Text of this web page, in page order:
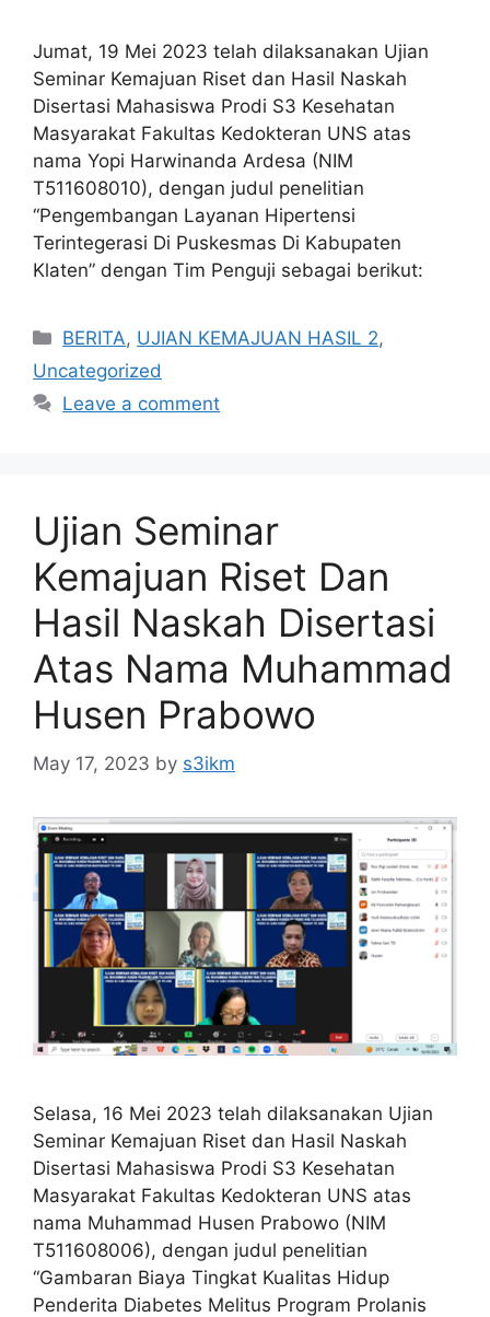
Jumat, 19 Mei 2023 telah dilaksanakan Ujian
Seminar Kemajuan Riset dan Hasil Naskah
Disertasi Mahasiswa Prodi S3 Kesehatan
Masyarakat Fakultas Kedokteran UNS atas
nama Yopi Harwinanda Ardesa (NIM
T511608010), dengan judul penelitian
“Pengembangan Layanan Hipertensi
Terintegerasi Di Puskesmas Di Kabupaten
Klaten” dengan Tim Penguji sebagai berikut:
Categories
BERITA, UJIAN KEMAJUAN HASIL 2,
Uncategorized
Leave a comment
Ujian Seminar
Kemajuan Riset Dan
Hasil Naskah Disertasi
Atas Nama Muhammad
Husen Prabowo
May 17, 2023 by s3ikm
Selasa, 16 Mei 2023 telah dilaksanakan Ujian
Seminar Kemajuan Riset dan Hasil Naskah
Disertasi Mahasiswa Prodi S3 Kesehatan
Masyarakat Fakultas Kedokteran UNS atas
nama Muhammad Husen Prabowo (NIM
T511608006), dengan judul penelitian
“Gambaran Biaya Tingkat Kualitas Hidup
Penderita Diabetes Melitus Program Prolanis